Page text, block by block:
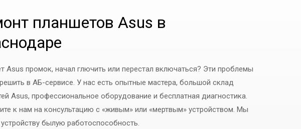
планшетов Asus в
Asus промок, начал глючить или перестал включаться? Эти проблемы
в АБ-сервисе. У нас есть опытные мастера, большой склад
Asus, профессиональное оборудование и бесплатная диагностика.
к нам на консультацию с «живым» или «мертвым» устройством. Мы
былую работоспособность.